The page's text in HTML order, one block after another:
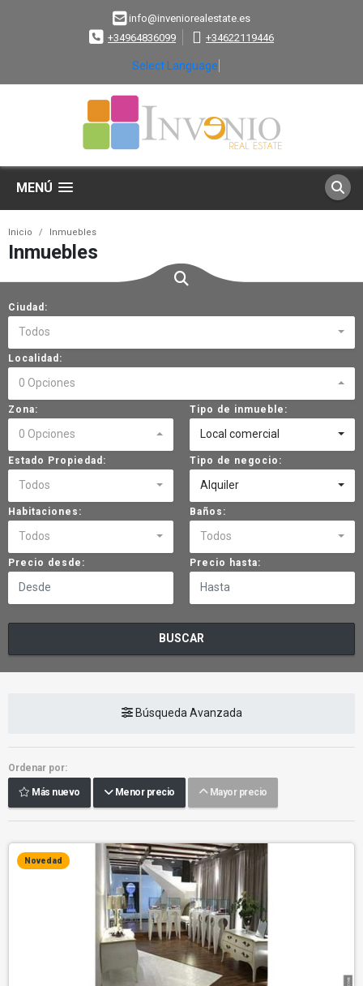
info@inveniorealestate.es
+34964836099
+34622119446
Select Language
MENÚ
Inicio Inmuebles
Inmuebles
Ciudad:
Todos
Localidad:
0 Opciones
Zona:
0 Opciones
Tipo de inmueble:
Local comercial
Estado Propiedad:
Todos
Tipo de negocio:
Alquiler
Habitaciones:
Todos
Baños:
Todos
Precio desde: Precio hasta:
BUSCAR
Búsqueda Avanzada
Ordenar por:
Más nuevo Menor precio Mayor precio
Novedad